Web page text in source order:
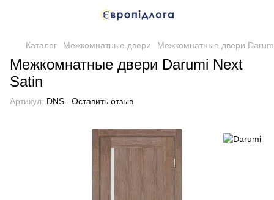
Каталог Межкомнатные двери Межкомнатные двери
Межкомнатные двери Darumi Next
Satin
Артикул: DNS Оставить отзыв